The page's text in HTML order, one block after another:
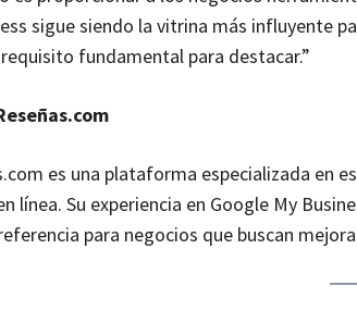
sigue siendo la vitrina más influyente
fundamental para destacar.”
es una plataforma especializada en
línea. Su experiencia en Google My
para negocios que buscan